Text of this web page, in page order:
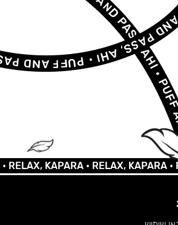
KAPARA •RELAX, KAPARA •